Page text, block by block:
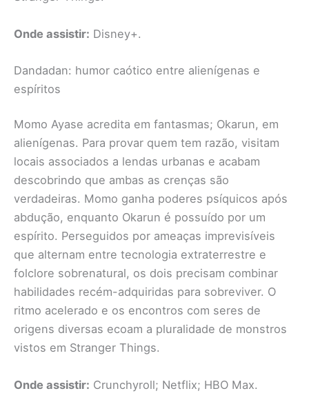
Onde assistir: Disney+.
Dandadan: humor caótico entre alienígenas e
espíritos
Momo Ayase acredita em fantasmas; Okarun, em
alienígenas. Para provar quem tem razão, visitam
locais associados a lendas urbanas e acabam
descobrindo que ambas as crenças são
verdadeiras. Momo ganha poderes psíquicos após
abdução, enquanto Okarun é possuído por um
espírito. Perseguidos por ameaças imprevisíveis
que alternam entre tecnologia extraterrestre e
folclore sobrenatural, os dois precisam combinar
habilidades recém-adquiridas para sobreviver. O
ritmo acelerado e os encontros com seres de
origens diversas ecoam a pluralidade de monstros
vistos em Stranger Things.
Onde assistir: Crunchyroll; Netflix; HBO Max.